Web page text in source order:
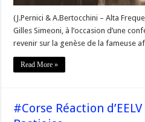
(J.Pernici & A.Bertocchini – Alta
Gilles Simeoni, à l’occasion d’une
revenir sur la genèse de la fameuse
Read More »
#Corse Réaction